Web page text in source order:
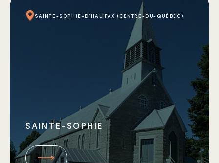
SAINTE-SOPHIE-D'HALIFAX (CENTRE-DU-QUÉBEC)
SAINTE-SOPHIE